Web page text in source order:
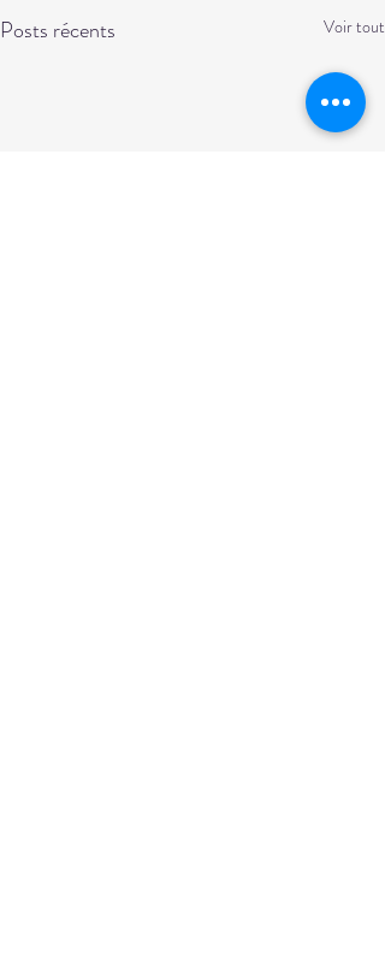
Posts récents Voir tout